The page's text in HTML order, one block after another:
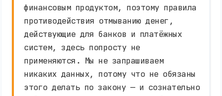
финансовым продуктом, поэтому правила
противодействия отмыванию денег,
действующие для банков и платёжных
систем, здесь попросту не
применяются. Мы не запрашиваем
никаких данных, потому что не обязаны
этого делать по закону — и сознательно